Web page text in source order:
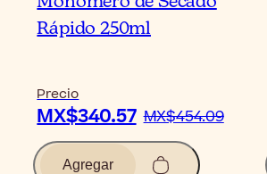
Rápido 250ml
Precio
MX$340.57 MX$454.09
Agregar